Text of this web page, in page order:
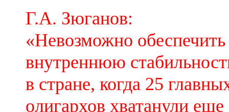
Г.А. Зюганов:
«Невозможно обеспечить
внутреннюю
в стране, когда 25
олигархов хватанули еще